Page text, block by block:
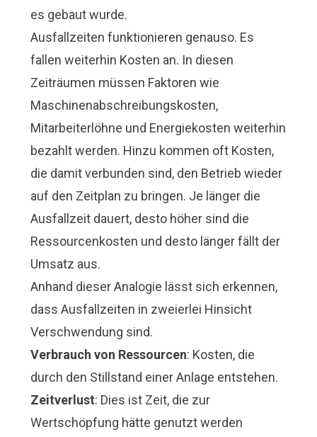
es gebaut wurde.
Ausfallzeiten funktionieren genauso. Es
fallen weiterhin Kosten an. In diesen
Zeiträumen müssen Faktoren wie
Maschinenabschreibungskosten,
Mitarbeiterlöhne und Energiekosten weiterhin
bezahlt werden. Hinzu kommen oft Kosten,
die damit verbunden sind, den Betrieb wieder
auf den Zeitplan zu bringen. Je länger die
Ausfallzeit dauert, desto höher sind die
Ressourcenkosten und desto länger fällt der
Umsatz aus.
Anhand dieser Analogie lässt sich erkennen,
dass Ausfallzeiten in zweierlei Hinsicht
Verschwendung sind.
Verbrauch von Ressourcen: Kosten, die
durch den Stillstand einer Anlage entstehen.
Zeitverlust: Dies ist Zeit, die zur
Wertschöpfung hätte genutzt werden